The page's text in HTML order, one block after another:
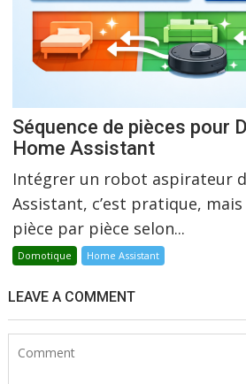
Séquence de pièces pour
Home Assistant
Intégrer un robot aspirateur
Assistant, c’est pratique,
pièce par pièce selon...
Domotique Home Assistant
LEAVE A COMMENT